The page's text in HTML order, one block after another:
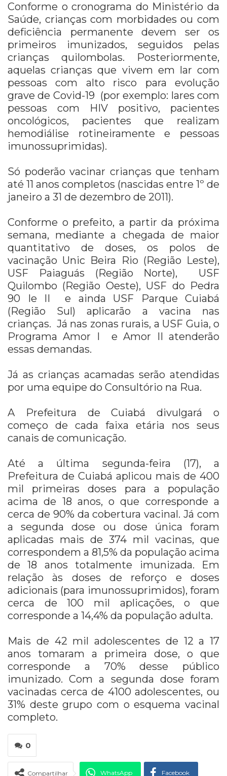
Conforme o cronograma do Ministério da
Saúde, crianças com morbidades ou com
deficiência permanente devem ser os
primeiros imunizados, seguidos pelas
crianças quilombolas. Posteriormente,
aquelas crianças que vivem em lar com
pessoas com alto risco para evolução
grave de Covid-19 (por exemplo: lares com
pessoas com HIV positivo, pacientes
oncológicos, pacientes que realizam
hemodiálise rotineiramente e pessoas
imunossuprimidas).
Só poderão vacinar crianças que tenham
até 11 anos completos (nascidas entre 1º de
janeiro a 31 de dezembro de 2011).
Conforme o prefeito, a partir da próxima
semana, mediante a chegada de maior
quantitativo de doses, os polos de
vacinação Unic Beira Rio (Região Leste),
USF Paiaguás (Região Norte), USF
Quilombo (Região Oeste), USF do Pedra
90 Ie II e ainda USF Parque Cuiabá
(Região Sul) aplicarão a vacina nas
crianças. Já nas zonas rurais, a USF Guia, o
Programa Amor I e Amor II atenderão
essas demandas.
Já as crianças acamadas serão atendidas
por uma equipe do Consultório na Rua.
A Prefeitura de Cuiabá divulgará o
começo de cada faixa etária nos seus
canais de comunicação.
Até a última segunda-feira (17), a
Prefeitura de Cuiabá aplicou mais de 400
mil primeiras doses para a população
acima de 18 anos, o que corresponde a
cerca de 90% da cobertura vacinal. Já com
a segunda dose ou dose única foram
aplicadas mais de 374 mil vacinas, que
correspondem a 81,5% da população acima
de 18 anos totalmente imunizada. Em
relação às doses de reforço e doses
adicionais (para imunossuprimidos), foram
cerca de 100 mil aplicações, o que
corresponde a 14,4% da população adulta.
Mais de 42 mil adolescentes de 12 a 17
anos tomaram a primeira dose, o que
corresponde a 70% desse público
imunizado. Com a segunda dose foram
vacinadas cerca de 4100 adolescentes, ou
31% deste grupo com o esquema vacinal
completo.
0
Compartilhar WhatsApp Facebook